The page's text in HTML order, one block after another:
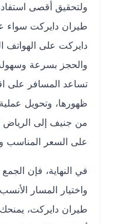
ولتحقيق أقصى استفادة،
طيران دايركت سواء عبر
دايركت على الهواتف
والحجز بسرعة وسهولة في
تساعد المسافر على
ظهورها، وتحويل عملية
من جنيف إلى الرياض إلى
على السعر المناسب وجودة
في النهاية، فإن الجمع بين
واختيار المسار الأنسب،
طيران دايركت، يمنحك